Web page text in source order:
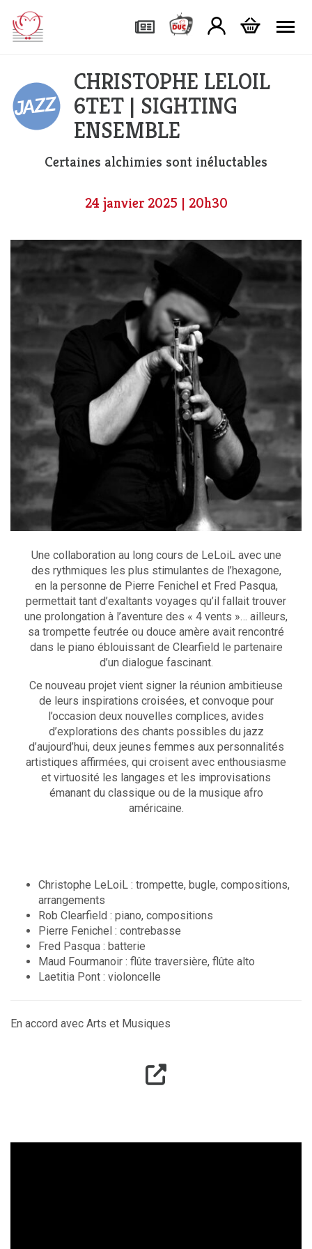
CHRISTOPHE LELOIL
6TET | SIGHTING
ENSEMBLE
Certaines alchimies sont inéluctables
24 janvier 2025 | 20h30
Une collaboration au long cours de LeLoiL avec une
des rythmiques les plus stimulantes de l’hexagone,
en la personne de Pierre Fenichel et Fred Pasqua,
permettait tant d’exaltants voyages qu’il fallait trouver
une prolongation à l’aventure des « 4 vents »… ailleurs,
sa trompette feutrée ou douce amère avait rencontré
dans le piano éblouissant de Clearfield le partenaire
d’un dialogue fascinant.
Ce nouveau projet vient signer la réunion ambitieuse
de leurs inspirations croisées, et convoque pour
l’occasion deux nouvelles complices, avides
d’explorations des chants possibles du jazz
d’aujourd’hui, deux jeunes femmes aux personnalités
artistiques affirmées, qui croisent avec enthousiasme
et virtuosité les langages et les improvisations
émanant du classique ou de la musique afro
américaine.
Christophe LeLoiL : trompette, bugle, compositions,
arrangements
Rob Clearfield : piano, compositions
Pierre Fenichel : contrebasse
Fred Pasqua : batterie
Maud Fourmanoir : flûte traversière, flûte alto
Laetitia Pont : violoncelle
En accord avec Arts et Musiques